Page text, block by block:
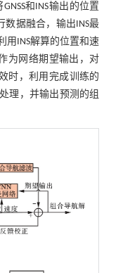
和INS输出的位置
数据融合，输出INS最
用INS解算的位置和速
为网络期望输出，对
时，利用完成训练的
理，并输出预测的组